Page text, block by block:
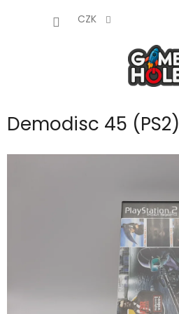
CZK
Demodisc 45 (PS2)